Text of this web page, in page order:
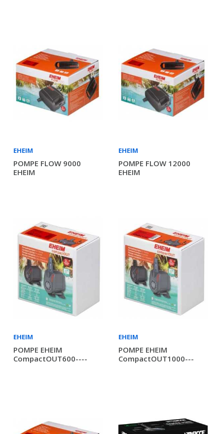
EHEIM
POMPE FLOW 9000
EHEIM
EHEIM
POMPE FLOW 12000
EHEIM
EHEIM
POMPE EHEIM
CompactOUT600----
EHEIM
POMPE EHEIM
CompactOUT1000---